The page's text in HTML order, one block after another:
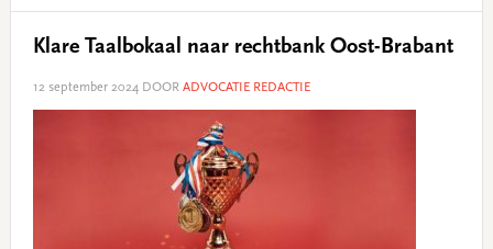
Klare Taalbokaal naar rechtbank Oost-Brabant
12 september 2024DOOR ADVOCATIE REDACTIE